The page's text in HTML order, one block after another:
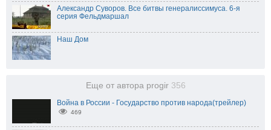
Александр Суворов. Все битвы генералиссимуса. 6-я
серия Фельдмаршал
Наш Дом
Еще от автора progir 356
Война в России - Государство против народа(трейлер)
469